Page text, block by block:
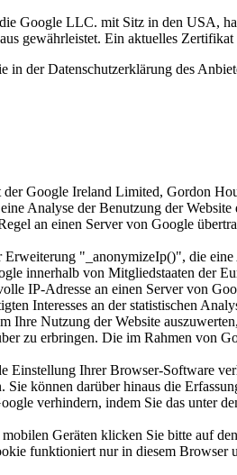
Google LLC. mit Sitz in den USA,
gewährleistet. Ein aktuelles
in der Datenschutzerklärung des
der Google Ireland Limited,
Analyse der Benutzung der
an einen Server von Google
"_anonymizeIp()", die
innerhalb von Mitgliedstaaten der
IP-Adresse an einen Server von
Interesses an der statistischen
Nutzung der Website
zu erbringen. Die im Rahmen
Einstellung Ihrer Browser-Software
können darüber hinaus die
verhindern, indem Sie das unter
Geräten klicken Sie bitte auf
funktioniert nur in diesem